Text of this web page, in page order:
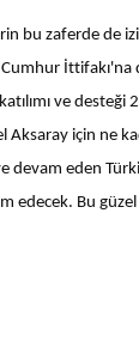
bu zaferde de
ve
Aksaray için ne
devam eden
edecek. Bu